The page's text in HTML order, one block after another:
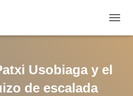
Usobiaga y el
de escalada